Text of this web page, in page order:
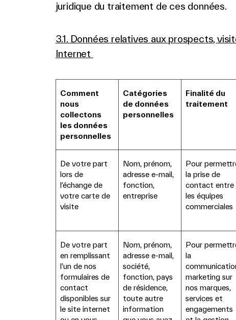
juridique du traitement de ces données.
3.1. Données relatives aux prospects,
Internet
Comment
nous
collectons
les données
personnelles
Catégories
de données
personnelles
Finalité du
traitement
De votre part
lors de
l’échange de
votre carte de
visite
Nom, prénom,
adresse e-mail,
fonction,
entreprise
Pour
la prise de
contact entre
les équipes
commerciales
De votre part
en remplissant
l’un de nos
formulaires de
contact
disponibles sur
le site internet
Nom, prénom,
adresse e-mail,
société,
fonction, pays
de résidence,
toute autre
information
Pour
la
marketing sur
nos marques,
services et
engagements